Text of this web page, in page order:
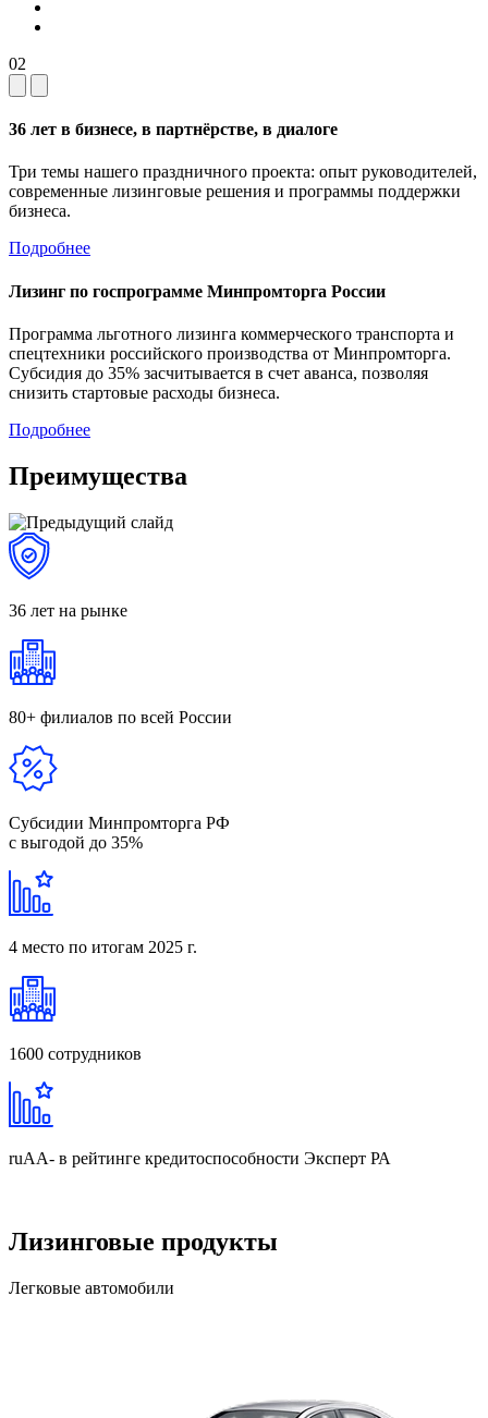
02
36 лет в бизнесе, в партнёрстве, в диалоге
Три темы нашего праздничного проекта: опыт руководителей,
современные лизинговые решения и программы поддержки
бизнеса.
Подробнее
Лизинг по госпрограмме Минпромторга России
Программа льготного лизинга коммерческого транспорта и
спецтехники российского производства от Минпромторга.
Субсидия до 35% засчитывается в счет аванса, позволяя
снизить стартовые расходы бизнеса.
Подробнее
Преимущества
36 лет на рынке
80+ филиалов по всей России
Субсидии Минпромторга РФ
с выгодой до 35%
4 место по итогам 2025 г.
1600 сотрудников
ruAA- в рейтинге кредитоспособности Эксперт РА
Лизинговые продукты
Легковые автомобили